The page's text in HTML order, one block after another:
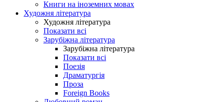
Книги на іноземних мовах
Художня література
Художня література
Показати всі
Зарубіжна література
Зарубіжна література
Показати всі
Поезія
Драматургія
Проза
Foreign Books